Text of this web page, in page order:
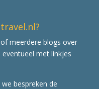
meerdere blogs over
met linkjes
we bespreken de